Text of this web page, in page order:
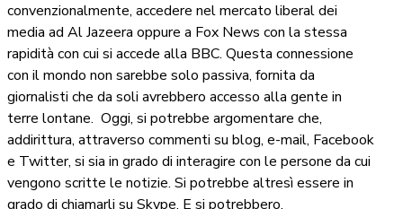
convenzionalmente, accedere nel mercato liberal dei
media ad Al Jazeera oppure a Fox News con la stessa
rapidità con cui si accede alla BBC. Questa connessione
con il mondo non sarebbe solo passiva, fornita da
giornalisti che da soli avrebbero accesso alla gente in
terre lontane. Oggi, si potrebbe argomentare che,
addirittura, attraverso commenti su blog, e-mail, Facebook
e Twitter, si sia in grado di interagire con le persone da cui
vengono scritte le notizie. Si potrebbe altresì essere in
grado di chiamarli su Skype. E si potrebbero,